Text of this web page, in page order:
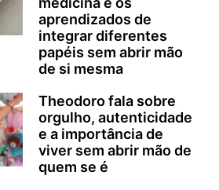
aprendizados de
integrar diferentes
papéis sem abrir mão
de si mesma
Theodoro fala sobre
orgulho, autenticidade
e a importância de
viver sem abrir mão de
quem se é